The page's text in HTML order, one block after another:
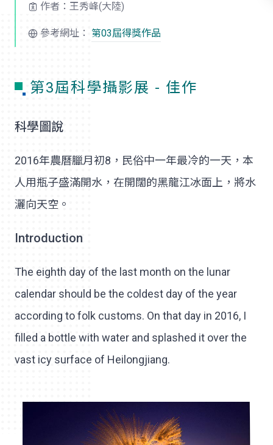
作者：王秀峰(大陸)
參考網址： 第03屆得獎作品
第3屆科學攝影展 - 佳作
科學圖說
2016年農曆臘月初8，民俗中一年最冷的一天，本
人用瓶子盛滿開水，在開闊的黑龍江冰面上，將水
灑向天空。
Introduction
The eighth day of the last month on the lunar
calendar should be the coldest day of the year
according to folk customs. On that day in 2016, I
filled a bottle with water and splashed it over the
vast icy surface of Heilongjiang.